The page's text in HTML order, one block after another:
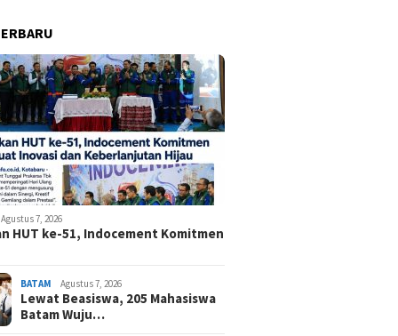
Agustus 7, 2026
HUT ke-51, Indocement Komitmen
BATAM Agustus 7, 2026
Lewat Beasiswa, 205 Mahasiswa
Batam Wuju…